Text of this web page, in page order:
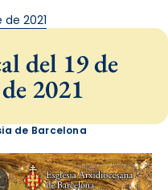
2021
del 19 de
2021
de Barcelona